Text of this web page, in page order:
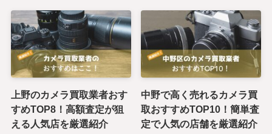
上野のカメラ買取業者おす
すめTOP8！高額査定が狙
える人気店を厳選紹介
中野で高く売れるカメラ買
取おすすめTOP10！簡単査
定で人気の店舗を厳選紹介